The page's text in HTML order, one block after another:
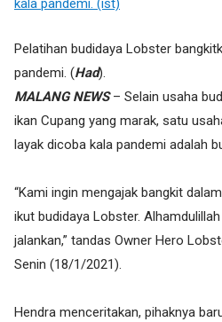
Pelatihan budidaya Lobster
pandemi. (Had).
MALANG NEWS– Selain usaha
ikan Cupang yang marak, satu
layak dicoba kala pandemi adalah
“Kami ingin mengajak bangkit
ikut budidaya Lobster.
jalankan,” tandas Owner Hero
Senin (18/1/2021).
Hendra menceritakan, pihaknya